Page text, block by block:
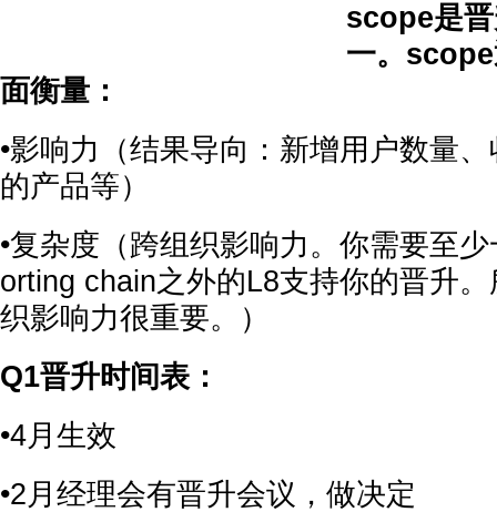
scope是
一。
面衡量：
•影响力（结果导向：新增用户数量
的产品等）
•复杂度（跨组织影响力。你需要至
orting chain之外的L8支持你的晋升
织影响力很重要。）
Q1晋升时间表：
•4月生效
•2月经理会有晋升会议，做决定